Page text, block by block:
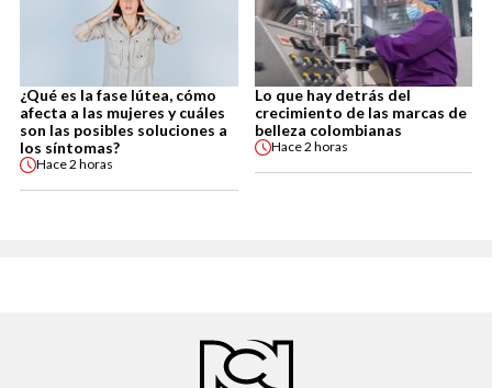
¿Qué es la fase lútea, cómo
afecta a las mujeres y cuáles
son las posibles soluciones a
los síntomas?
Hace2 horas
Lo que hay detrás del
crecimiento de las marcas de
belleza colombianas
Hace2 horas